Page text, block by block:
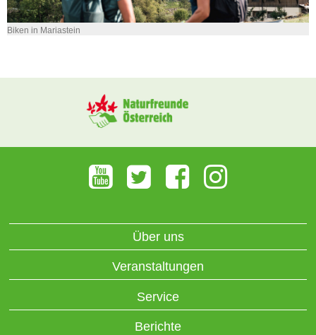
Biken in Mariastein
Über uns
Veranstaltungen
Service
Berichte